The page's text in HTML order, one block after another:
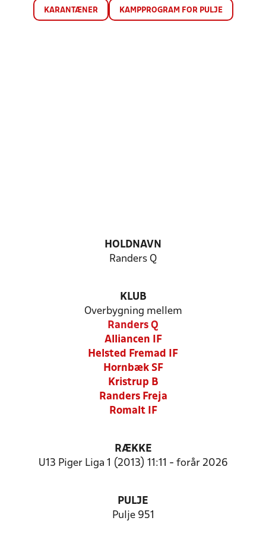
KARANTÆNER KAMPPROGRAM FOR PULJE
HOLDNAVN
Randers Q
KLUB
Overbygning mellem
Randers Q
Alliancen IF
Helsted Fremad IF
Hornbæk SF
Kristrup B
Randers Freja
Romalt IF
RÆKKE
U13 Piger Liga 1 (2013) 11:11 - forår 2026
PULJE
Pulje 951